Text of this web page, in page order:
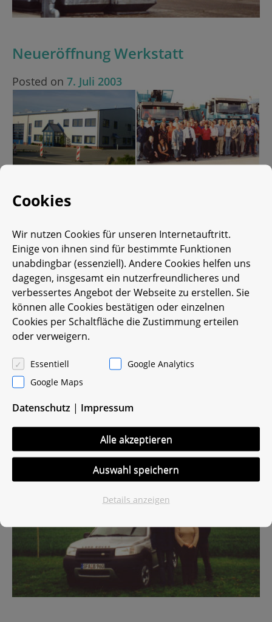
Neueröffnung Werkstatt
Posted on 7. Juli 2003
Posted on7. Juli 2003
Tukhanparade
Posted on7. Juli 2002
Cookies
Wir nutzen Cookies für unseren Internetauftritt.
Einige von ihnen sind für bestimmte Funktionen
unabdingbar (essenziell). Andere Cookies helfen uns
dagegen, insgesamt ein nutzerfreundlicheres und
verbessertes Angebot der Webseite zu erstellen. Sie
können alle Cookies bestätigen oder einzelnen
Cookies per Schaltfläche die Zustimmung erteilen
oder verweigern.
Essentiell
Google Analytics
Google Maps
Datenschutz | Impressum
Alle akzeptieren
Auswahl speichern
Details anzeigen